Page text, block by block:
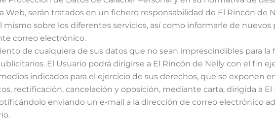
Web, serán tratados en un fichero responsabilidad de El Rincón de
sobre los diferentes servicios, así como informarle de nuevos
correo electrónico.
de cualquiera de sus datos que no sean imprescindibles para la
El Usuario podrá dirigirse a El Rincón de Nelly con el fin
indicados para el ejercicio de sus derechos, que se exponen
rectificación, cancelación y oposición, mediante carta, dirigida a El
enviando un e-mail a la dirección de correo electrónico